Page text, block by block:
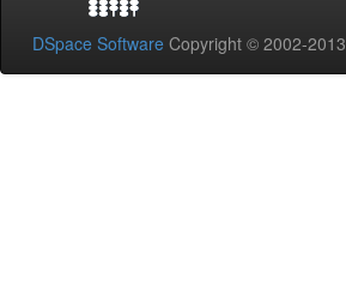
DSpace Software Copyright © 2002-2013